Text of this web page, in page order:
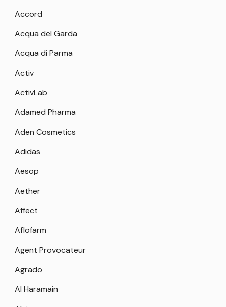
Accord
Acqua del Garda
Acqua di Parma
Activ
ActivLab
Adamed Pharma
Aden Cosmetics
Adidas
Aesop
Aether
Affect
Aflofarm
Agent Provocateur
Agrado
Al Haramain